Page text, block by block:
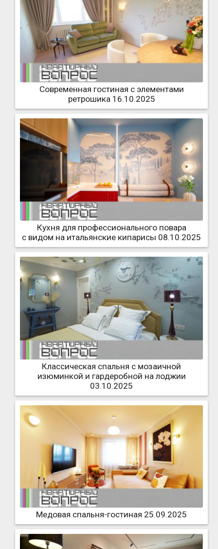
Современная гостиная с элементами
ретрошика 16.10.2025
Кухня для профессионального повара
с видом на итальянские кипарисы 08.10.2025
Классическая спальня с мозаичной
изюминкой и гардеробной на лоджии
03.10.2025
Медовая спальня-гостиная 25.09.2025